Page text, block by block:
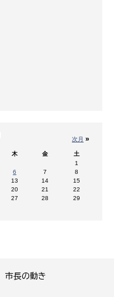
市長の動き
次月 »
木 金
土
1
6 7
8
13 14
15
20 21
22
27 28
29